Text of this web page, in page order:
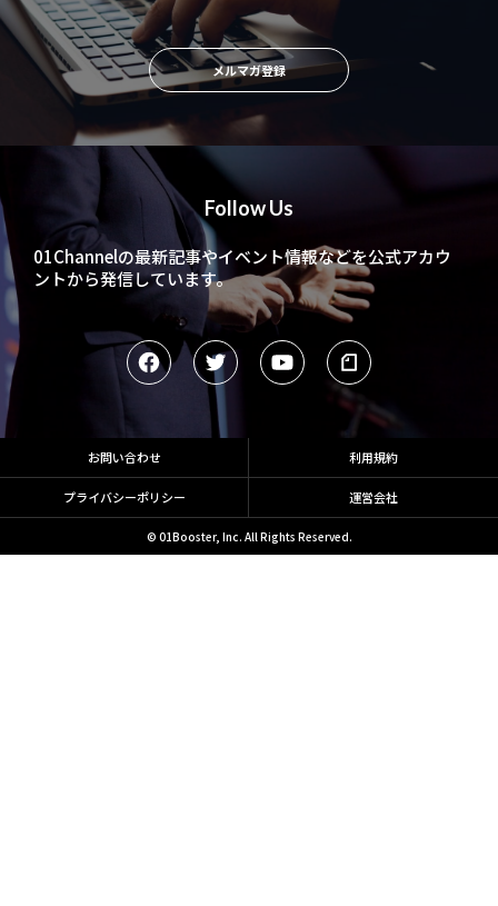
Follow Us
01Channelの最新記事やイベント情報などを公式アカウ
ントから発信しています。
メルマガ登録
お問い合わせ 利用規約
プライバシーポリシー 運営会社
© 01Booster, Inc. All Rights Reserved.